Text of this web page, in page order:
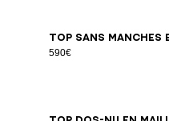
Top sans manches
590€
3436
343638